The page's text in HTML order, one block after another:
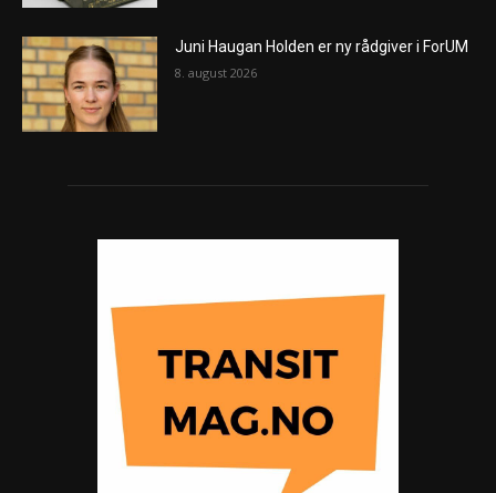
Juni Haugan Holden er ny rådgiver i ForUM
8. august 2026